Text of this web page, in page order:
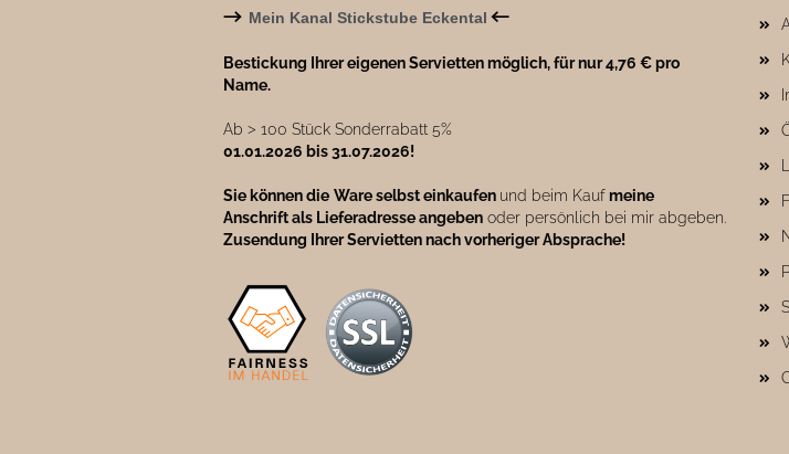
→ Mein Kanal Stickstube Eckental ←
Bestickung Ihrer eigenen Servietten möglich, für nur 4,76 € pro
Name.
Ab ˃ 100 Stück Sonderrabatt 5%
01.01.2026 bis 31.07.2026!
Sie können die Ware selbst einkaufen und beim Kaufmeine
Anschrift als Lieferadresse angeben oder persönlich bei mir abgeben.
Zusendung Ihrer Servietten nach vorheriger Absprache!